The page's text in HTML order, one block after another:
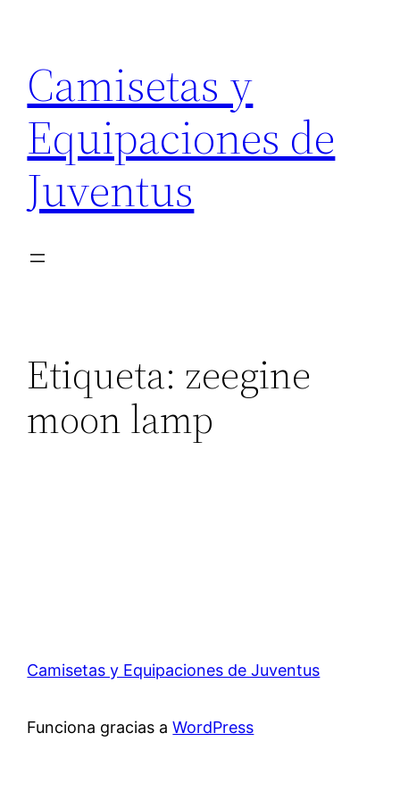
contenido
Camisetas y
Equipaciones de
Juventus
Etiqueta: zeegine
moon lamp
Camisetas y Equipaciones de Juventus
Funciona gracias aWordPress